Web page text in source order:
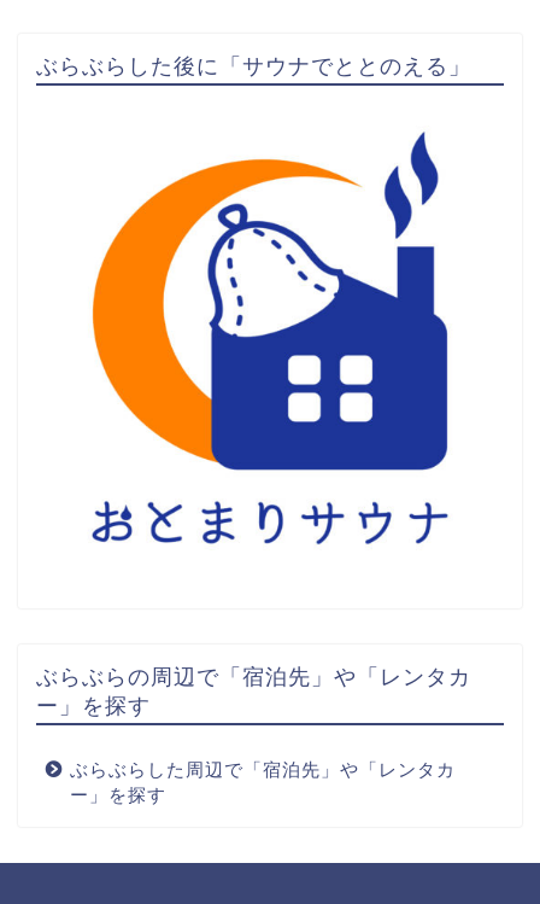
ぶらぶらした後に「サウナでととのえる」
ぶらぶらの周辺で「宿泊先」や「レンタカ
ー」を探す
ぶらぶらした周辺で「宿泊先」や「レンタカ
ー」を探す